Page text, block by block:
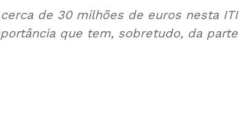
de 30 milhões de euros nesta
que tem, sobretudo, da